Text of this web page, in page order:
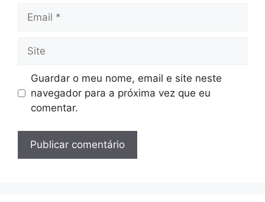
Email
Site
Guardar o meu nome, email e site neste
navegador para a próxima vez que eu
comentar.